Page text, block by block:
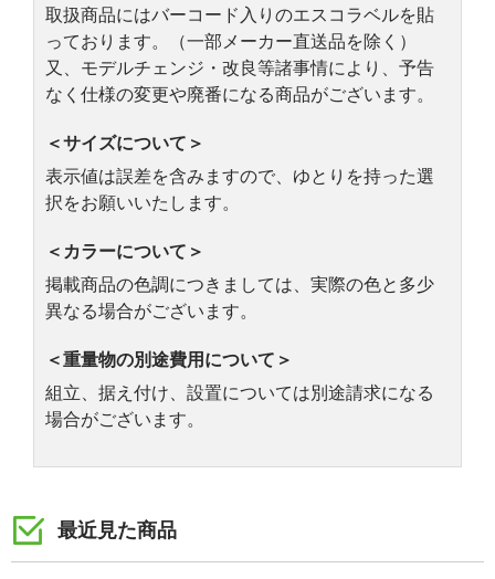
取扱商品にはバーコード入りのエスコラベルを貼
っております。（一部メーカー直送品を除く）
又、モデルチェンジ・改良等諸事情により、予告
なく仕様の変更や廃番になる商品がございます。
＜サイズについて＞
表示値は誤差を含みますので、ゆとりを持った選
択をお願いいたします。
＜カラーについて＞
掲載商品の色調につきましては、実際の色と多少
異なる場合がございます。
＜重量物の別途費用について＞
組立、据え付け、設置については別途請求になる
場合がございます。
最近見た商品